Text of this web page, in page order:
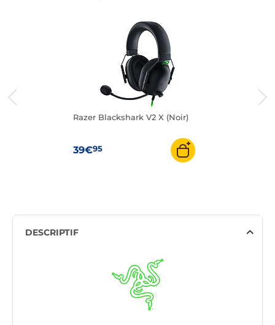
Razer Blackshark V2 X (Noir)
39€95
DESCRIPTIF